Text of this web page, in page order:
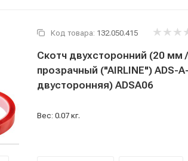
Код товара: 132.050.415
Скотч двухсторонний (20 мм
прозрачный ("AIRLINE") ADS-
двусторонняя) ADSA06
Вес: 0.07 кг.